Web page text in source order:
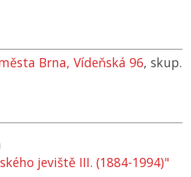
Brna, Vídeňská 96, skup.
jeviště III. (1884-1994)"